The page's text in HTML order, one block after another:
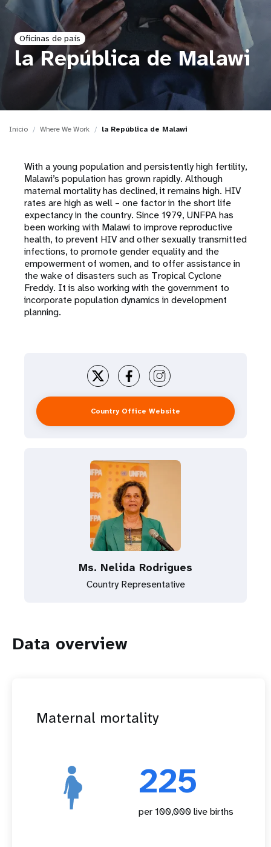
o
Oficinas de país
la República de Malawi
Inicio Where We Work la República de Malawi
With a young population and persistently high fertility,
Malawi’s population has grown rapidly. Although
maternal mortality has declined, it remains high. HIV
rates are high as well – one factor in the short life
expectancy in the country. Since 1979, UNFPA has
been working with Malawi to improve reproductive
health, to prevent HIV and other sexually transmitted
infections, to promote gender equality and the
empowerment of women, and to offer assistance in
the wake of disasters such as Tropical Cyclone
Freddy. It is also working with the government to
incorporate population dynamics in development
planning.
Country Office Website
Ms. Nelida Rodrigues
Country Representative
Data overview
Maternal mortality
225
per 100,000 live births